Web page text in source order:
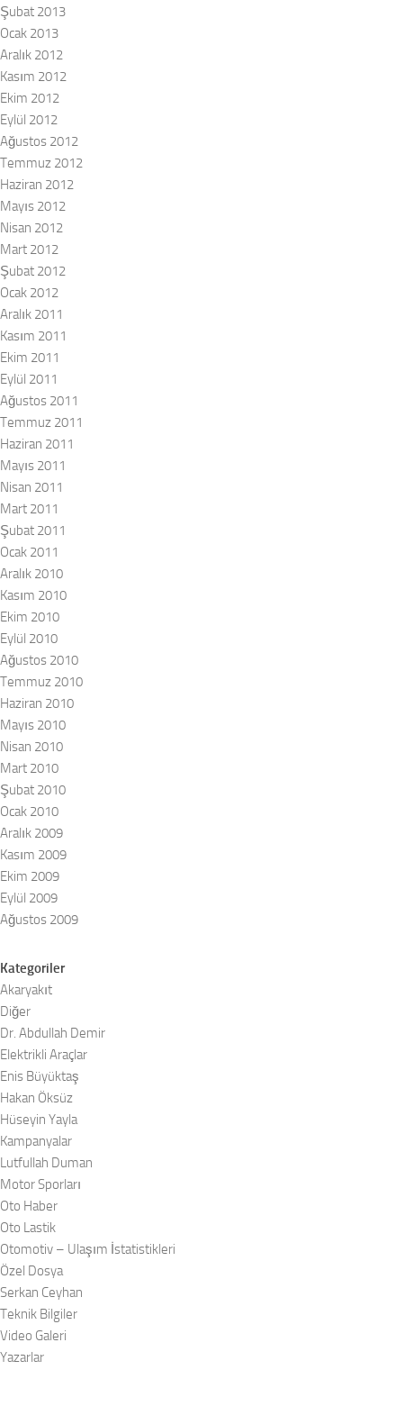
Şubat 2013
Ocak 2013
Aralık 2012
Kasım 2012
Ekim 2012
Eylül 2012
Ağustos 2012
Temmuz 2012
Haziran 2012
Mayıs 2012
Nisan 2012
Mart 2012
Şubat 2012
Ocak 2012
Aralık 2011
Kasım 2011
Ekim 2011
Eylül 2011
Ağustos 2011
Temmuz 2011
Haziran 2011
Mayıs 2011
Nisan 2011
Mart 2011
Şubat 2011
Ocak 2011
Aralık 2010
Kasım 2010
Ekim 2010
Eylül 2010
Ağustos 2010
Temmuz 2010
Haziran 2010
Mayıs 2010
Nisan 2010
Mart 2010
Şubat 2010
Ocak 2010
Aralık 2009
Kasım 2009
Ekim 2009
Eylül 2009
Ağustos 2009
Kategoriler
Akaryakıt
Diğer
Dr. Abdullah Demir
Elektrikli Araçlar
Enis Büyüktaş
Hakan Öksüz
Hüseyin Yayla
Kampanyalar
Lutfullah Duman
Motor Sporları
Oto Haber
Oto Lastik
Otomotiv – Ulaşım İstatistikleri
Özel Dosya
Serkan Ceyhan
Teknik Bilgiler
Video Galeri
Yazarlar